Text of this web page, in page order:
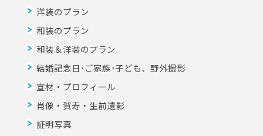
洋装のプラン
和装のプラン
和装＆洋装のプラン
結婚記念日･ご家族･子ども、野外撮影
宣材・プロフィール
肖像・賀寿・生前遺影
証明写真